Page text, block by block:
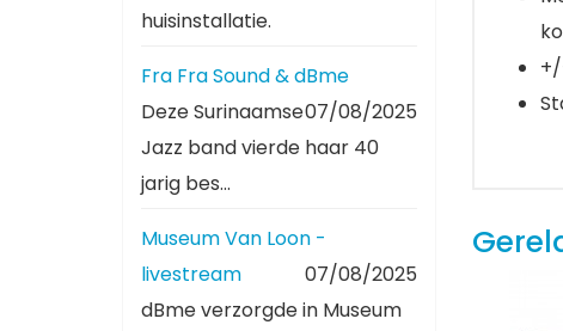
huisinstallatie.
Fra Fra Sound & dBme
07/08/2025
Deze Surinaamse
Jazz band vierde haar 40
jarig bes...
Museum Van Loon -
livestream
07/08/2025
dBme verzorgde in Museum